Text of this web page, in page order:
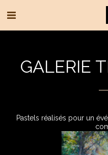
GALERIE
Pastels réalisés pour un